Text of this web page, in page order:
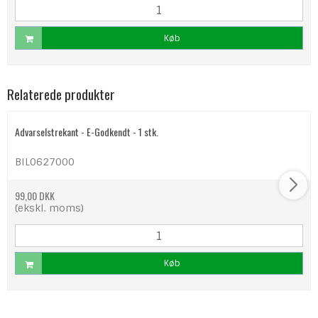
Køb
Relaterede produkter
Advarselstrekant - E-Godkendt - 1 stk.
BIL0627000
99,00 DKK
(ekskl. moms)
Køb